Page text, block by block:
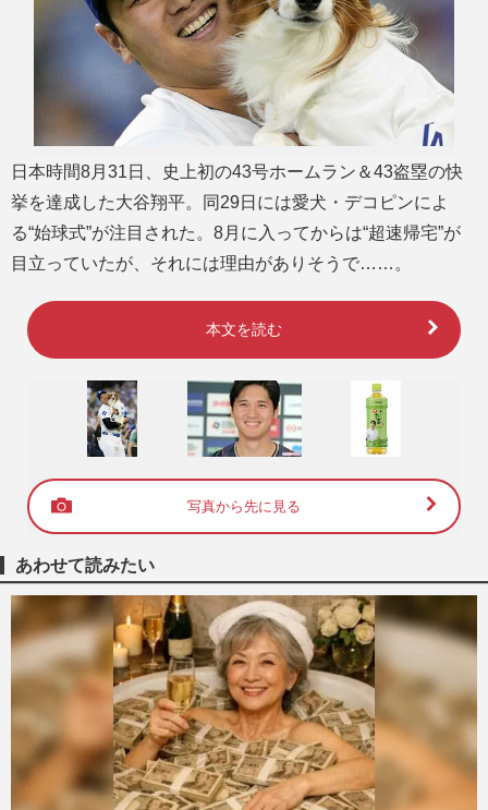
日本時間8月31日、史上初の43号ホームラン＆43盗塁の快
挙を達成した大谷翔平。同29日には愛犬・デコピンによ
る“始球式”が注目された。8月に入ってからは“超速帰宅”が
目立っていたが、それには理由がありそうで……。
本文を読む
写真から先に見る
あわせて読みたい